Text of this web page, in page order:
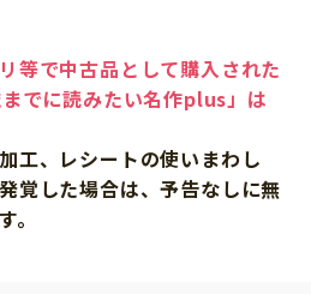
等で中古品として購入された
でに読みたい名作plus」は
工、レシートの使いまわし
覚した場合は、予告なしに無
。